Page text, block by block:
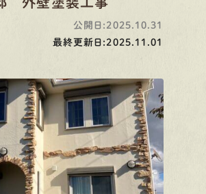
公開日:2025.10.31
最終更新日:2025.11.01